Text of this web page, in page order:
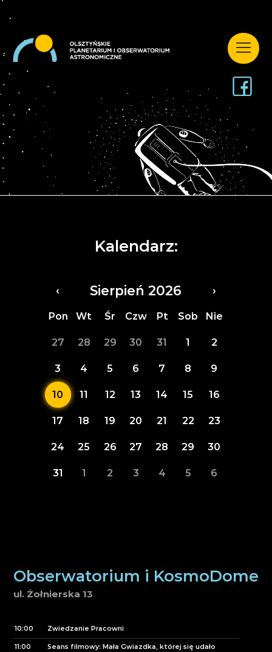
Kalendarz:
‹ Sierpień 2026 ›
Pon Wt Śr Czw Pt Sob Nie
27 28 29 30 31 1 2
3 4 5 6 7 8 9
10 11 12 13 14 15 16
17 18 19 20 21 22 23
24 25 26 27 28 29 30
31 1 2 3 4 5 6
Obserwatorium i KosmoDome
ul. Żołnierska 13
10:00 Zwiedzanie Pracowni
11:00 Seans filmowy: Mała Gwiazdka, której się udało